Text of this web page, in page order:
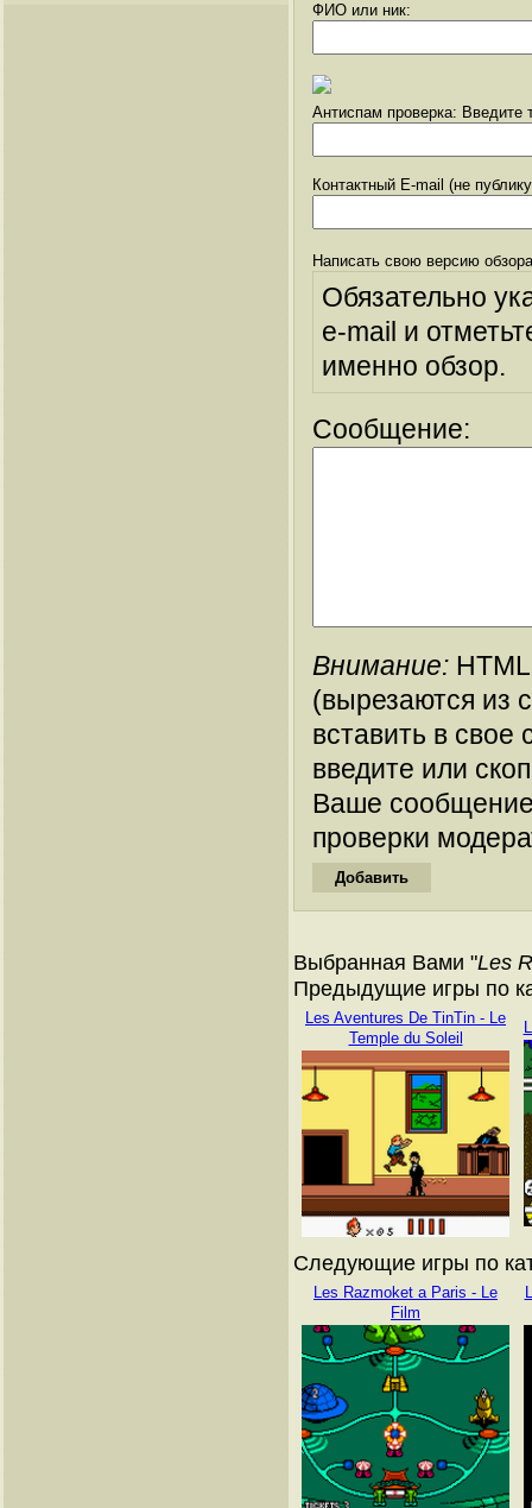
ФИО или ник:
Антиспам проверка: Введите
Контактный E-mail (не
Написать свою версию
Обязательно
e-mail и
именно обзор.
Сообщение:
Внимание:
(вырезаются из
вставить в
введите или
Ваше
проверки
Выбранная Вами "Les
Предыдущие игры по
Les Aventures De TinTin - Le
Temple du Soleil
Следующие игры по
Les Razmoket a Paris - Le
Film